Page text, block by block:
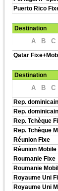
Puerto Rico
Destination
A B C
Qatar
Destination
A B C
Rep.
Rep.
Rep. Tchèque
Rep. Tchèque
Réunion Fixe
Réunion Mobile
Roumanie Fixe
Roumanie
Royaume Uni
Royaume Uni